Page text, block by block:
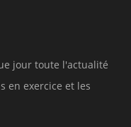
jour toute l'actualité
en exercice et les